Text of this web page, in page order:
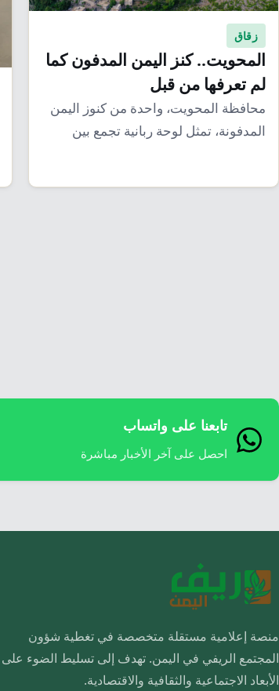
زقاق
المحويت.. كنز اليمن المدفون كما
لم تعرفها من قبل
محافظة المحويت، واحدة من كنوز اليمن
المدفونة، تمثل لوحة ربانية تجمع بين
تابعنا على واتساب
احصل على آخر الأخبار مباشرة
منصة إعلامية مستقلة متخصصة في تغطية شؤون
المجتمع الريفي في اليمن. تهدف إلى تسليط الضوء على
الأبعاد الاجتماعية والثقافية والاقتصادية.